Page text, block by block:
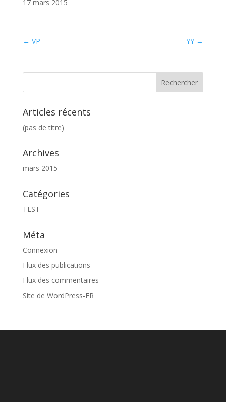
17 mars 2015
← VP YY →
Articles récents
(pas de titre)
Archives
mars 2015
Catégories
TEST
Méta
Connexion
Flux des publications
Flux des commentaires
Site de WordPress-FR